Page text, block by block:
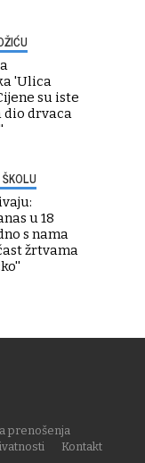
'Ulica
su iste
dio drvaca
u 18
s nama
žrtvama
prenošenja
Kontakt